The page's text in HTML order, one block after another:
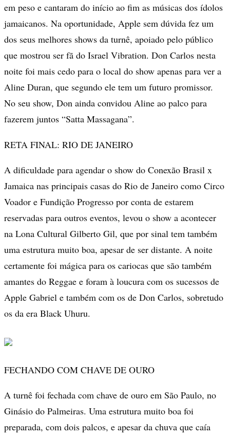
em peso e cantaram do início ao fim as músicas dos ídolos
jamaicanos. Na oportunidade, Apple sem dúvida fez um
dos seus melhores shows da turnê, apoiado pelo público
que mostrou ser fã do Israel Vibration. Don Carlos nesta
noite foi mais cedo para o local do show apenas para ver a
Aline Duran, que segundo ele tem um futuro promissor.
No seu show, Don ainda convidou Aline ao palco para
fazerem juntos “Satta Massagana”.
RETA FINAL: RIO DE JANEIRO
A dificuldade para agendar o show do Conexão Brasil x
Jamaica nas principais casas do Rio de Janeiro como Circo
Voador e Fundição Progresso por conta de estarem
reservadas para outros eventos, levou o show a acontecer
na Lona Cultural Gilberto Gil, que por sinal tem também
uma estrutura muito boa, apesar de ser distante. A noite
certamente foi mágica para os cariocas que são também
amantes do Reggae e foram à loucura com os sucessos de
Apple Gabriel e também com os de Don Carlos, sobretudo
os da era Black Uhuru.
FECHANDO COM CHAVE DE OURO
A turnê foi fechada com chave de ouro em São Paulo, no
Ginásio do Palmeiras. Uma estrutura muito boa foi
preparada, com dois palcos, e apesar da chuva que caía